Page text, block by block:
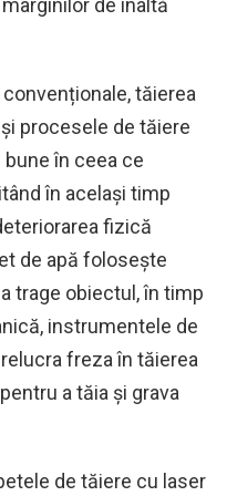
de înaltă
tăierea
procesele de tăiere
în ceea ce
în același timp
fizică
de apă folosește
trage obiectul, în timp
instrumentele de
freza în tăierea
a tăia și grava
de tăiere cu laser